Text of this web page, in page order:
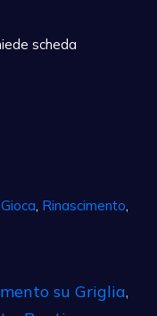
scheda
Rinascimento
su Griglia,